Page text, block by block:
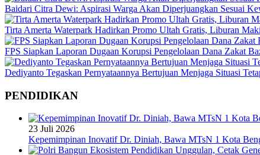
Baidari Citra Dewi: Aspirasi Warga Akan Diperjuangkan Sesuai
Tirta Amerta Waterpark Hadirkan Promo Ultah Gratis, Liburan
FPS Siapkan Laporan Dugaan Korupsi Pengelolaan Dana Zakat
Dediyanto Tegaskan Pernyataannya Bertujuan Menjaga Situasi
PENDIDIKAN
23 Juli 2026
Kepemimpinan Inovatif Dr. Diniah, Bawa MTsN 1 Kota